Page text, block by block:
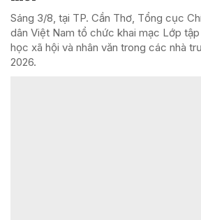
Sáng 3/8, tại TP. Cần Thơ, Tổng cục
dân Việt Nam tổ chức khai mạc Lớp
học xã hội và nhân văn trong các nhà
2026.